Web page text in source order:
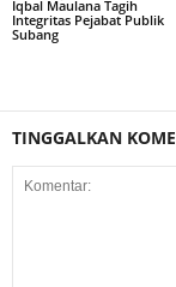
Iqbal Maulana Tagih
Integritas Pejabat Publik
Subang
TINGGALKAN